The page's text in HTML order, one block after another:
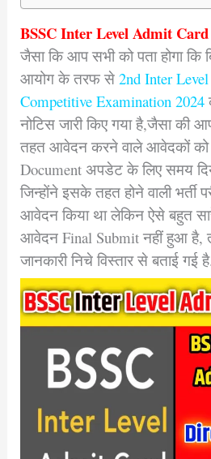
BSSC Inter Level Admit Card
जैसा कि आप सभी को पता होगा कि
आयोग के तरफ से 2nd Inter
Competitive Examination 2024
नोटिस जारी किए गया है,जैसा की
तहत आवेदन करने वाले आवेदकों
Document अपडेट के लिए समय
जिन्होंने इसके तहत होने वाली भर्ती
आवेदन किया था लेकिन ऐसे बहुत
आवेदन Final Submit नहीं हुआ है,
जानकारी निचे विस्तार से बताई गई है.